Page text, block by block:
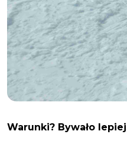
Warunki? Bywało